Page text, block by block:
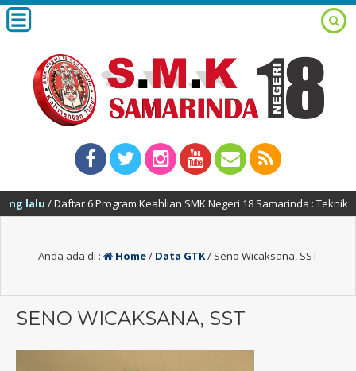
/ Daftar 6 Program Keahlian SMK Negeri 18 Samarinda : Teknik Alat
Anda ada di : Home/ Data GTK/ Seno Wicaksana, SST
SENO WICAKSANA, SST